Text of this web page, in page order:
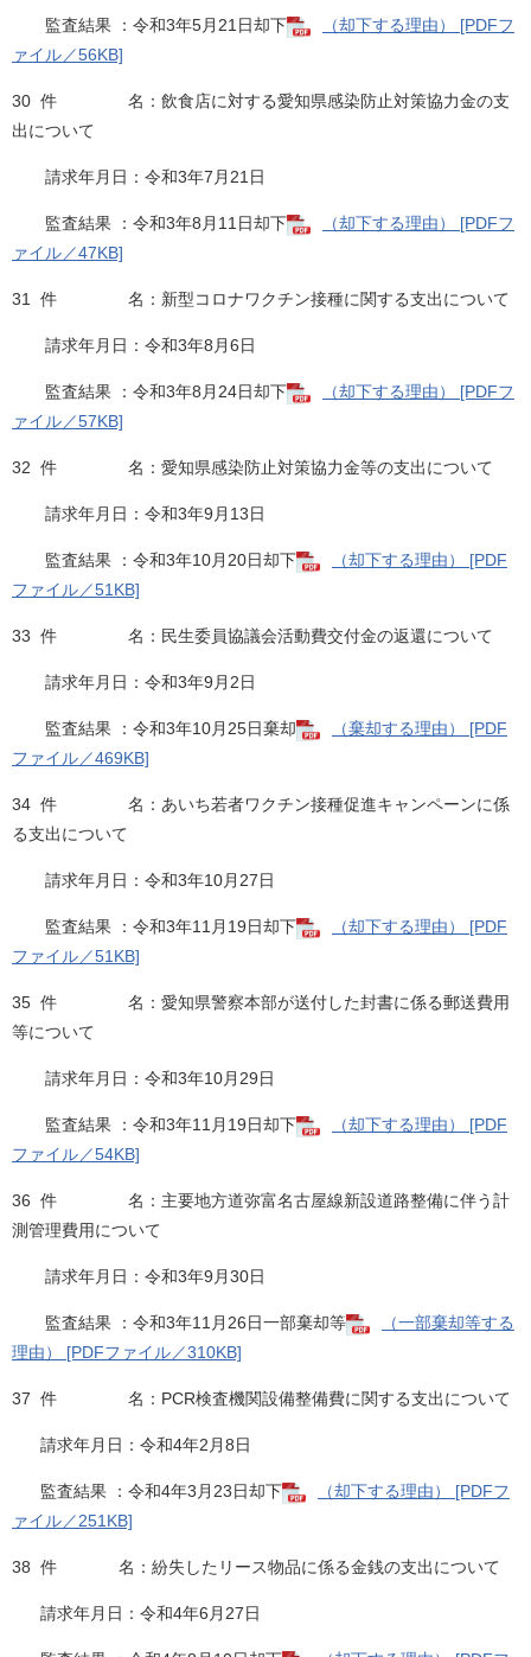
監査結果 ：令和3年5月21日却下
（却下する理由） [PDFフ
ァイル／56KB]
30 件 名：飲食店に対する愛知県感染防止対策協力金の支
出について
請求年月日：令和3年7月21日
監査結果 ：令和3年8月11日却下
（却下する理由） [PDFフ
ァイル／47KB]
31 件 名：新型コロナワクチン接種に関する支出について
請求年月日：令和3年8月6日
監査結果 ：令和3年8月24日却下
（却下する理由） [PDFフ
ァイル／57KB]
32 件 名：愛知県感染防止対策協力金等の支出について
請求年月日：令和3年9月13日
監査結果 ：令和3年10月20日却下
（却下する理由） [PDF
ファイル／51KB]
33 件 名：民生委員協議会活動費交付金の返還について
請求年月日：令和3年9月2日
監査結果 ：令和3年10月25日棄却
（棄却する理由） [PDF
ファイル／469KB]
34 件 名：あいち若者ワクチン接種促進キャンペーンに係
る支出について
請求年月日：令和3年10月27日
監査結果 ：令和3年11月19日却下
（却下する理由） [PDF
ファイル／51KB]
35 件 名：愛知県警察本部が送付した封書に係る郵送費用
等について
請求年月日：令和3年10月29日
監査結果 ：令和3年11月19日却下
（却下する理由） [PDF
ファイル／54KB]
36 件 名：主要地方道弥富名古屋線新設道路整備に伴う計
測管理費用について
請求年月日：令和3年9月30日
監査結果 ：令和3年11月26日一部棄却等
（一部棄却等する
理由） [PDFファイル／310KB]
37 件 名：PCR検査機関設備整備費に関する支出について
請求年月日：令和4年2月8日
監査結果 ：令和4年3月23日却下
（却下する理由） [PDFフ
ァイル／251KB]
38 件 名：紛失したリース物品に係る金銭の支出について
請求年月日：令和4年6月27日